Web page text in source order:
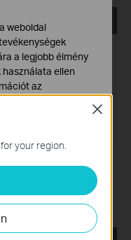
12.5)
your region.
Close
weboldal
a legjobb élmény
ellen
az
szükségesek,
számunkra, hogy
hogy